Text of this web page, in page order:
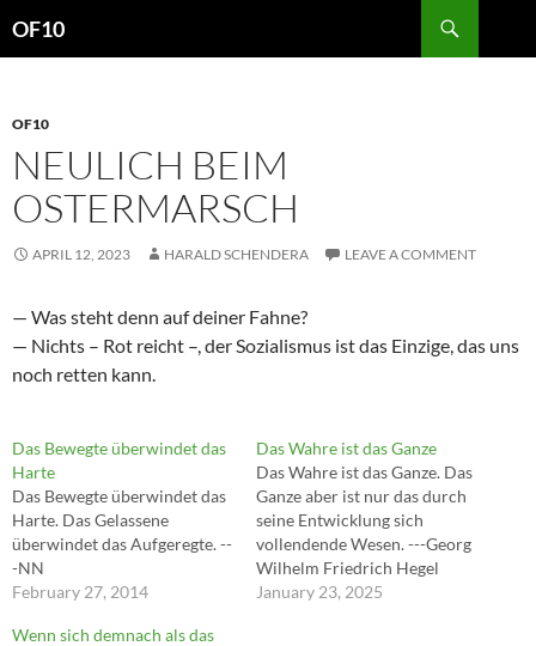
OF10
OF10
NEULICH BEIM
OSTERMARSCH
APRIL 12, 2023 HARALD SCHENDERA LEAVE A COMMENT
— Was steht denn auf deiner Fahne?
— Nichts – Rot reicht –, der Sozialismus ist das Einzige, das uns
noch retten kann.
Das Bewegte überwindet das
Harte
Das Bewegte überwindet das
Harte. Das Gelassene
überwindet das Aufgeregte. --
-NN
February 27, 2014
Das Wahre ist das Ganze
Das Wahre ist das Ganze. Das
Ganze aber ist nur das durch
seine Entwicklung sich
vollendende Wesen. ---Georg
Wilhelm Friedrich Hegel
January 23, 2025
Wenn sich demnach als das